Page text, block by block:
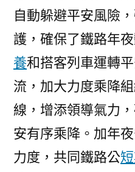
自動躲避平安風險
護，確保了鐵路年
養和搭客列車運轉
流，加大力度乘降
線，增添領導氣力
安有序乘降。加年
力度，共同鐵路公